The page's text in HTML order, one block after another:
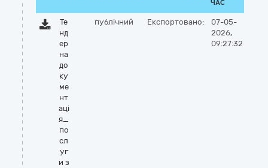
ЧАС
Те
нд
ер
на
до
ку
ме
нт
аці
я_
по
сл
уг
и з
публічний Експортовано:
07-05-
2026,
09:27:32